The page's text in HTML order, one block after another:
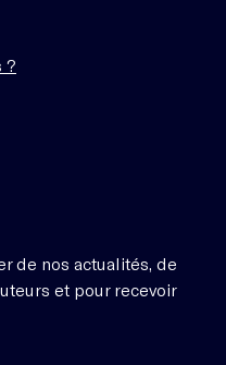
?
de nos actualités, de
et pour recevoir